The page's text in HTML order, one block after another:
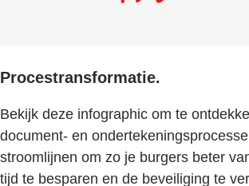
Procestransformatie.
Bekijk deze infographic om te
document- en
stroomlijnen om zo je burgers beter
tijd te besparen en de beveiliging te